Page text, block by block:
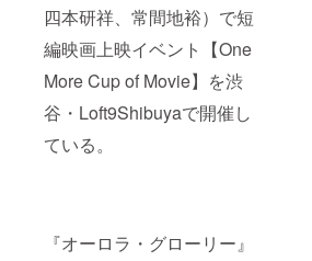
四本研祥、常間地裕）で短
編映画上映イベント【One
More Cup of Movie】を渋
谷・Loft9Shibuyaで開催し
ている。
『オーロラ・グローリー』